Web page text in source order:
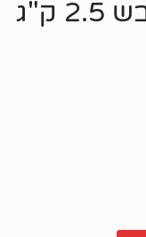
כבש 2.5 ק"ג